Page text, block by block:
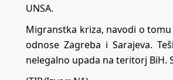
UNSA.
Migranstka kriza, navodi o
odnose Zagreba i Sarajeva.
nelegalno upada na teritorj BiH.